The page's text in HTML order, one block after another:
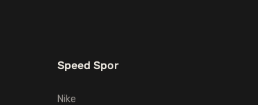
Speed Spor
Nike